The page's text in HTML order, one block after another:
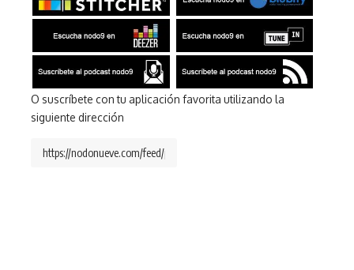
O suscríbete con tu aplicación favorita utilizando la
siguiente dirección